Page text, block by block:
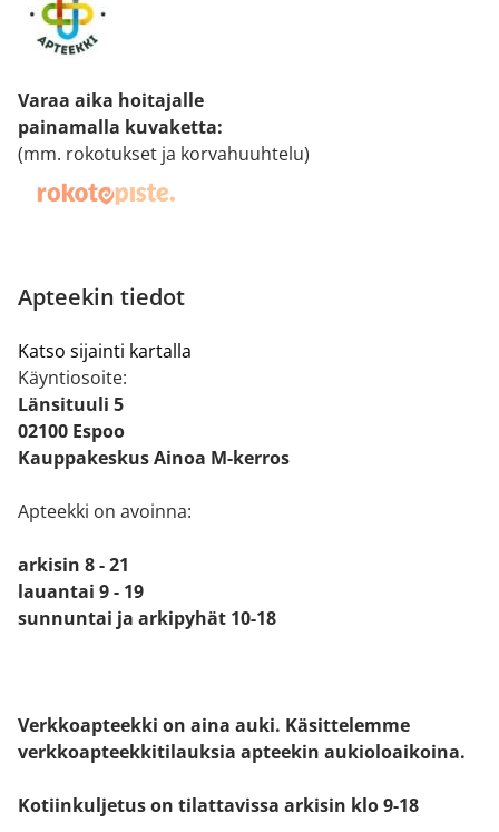
Varaa aika hoitajalle
painamalla kuvaketta:
(mm. rokotukset ja korvahuuhtelu)
Apteekin tiedot
Katso sijainti kartalla
Käyntiosoite:
Länsituuli 5
02100 Espoo
Kauppakeskus Ainoa M-kerros
Apteekki on avoinna:
arkisin 8 - 21
lauantai 9 - 19
sunnuntai ja arkipyhät 10-18
Verkkoapteekki on aina auki. Käsittelemme
verkkoapteekkitilauksia apteekin aukioloaikoina.
Kotiinkuljetus on tilattavissa arkisin klo 9-18